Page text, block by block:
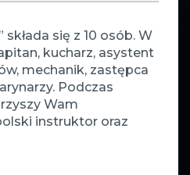
składa się z 10 osób. W
kucharz, asystent
mechanik, zastępca
Podczas
Wam
instruktor oraz